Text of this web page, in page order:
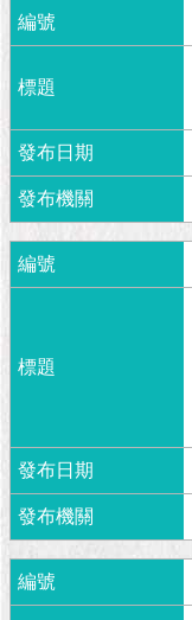
私
及
訊
安
全
政
RSS
絡
情
系
統